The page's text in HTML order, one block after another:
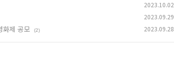
2023.10.02
2023.09.29
화제 공모 (2) 2023.09.28